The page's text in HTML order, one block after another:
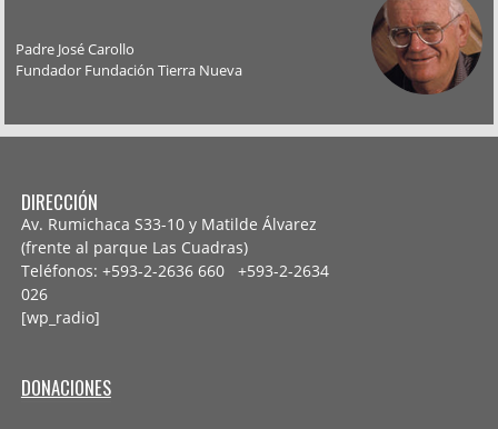
Padre José Carollo
Fundador Fundación Tierra Nueva
DIRECCIÓN
Av. Rumichaca S33-10 y Matilde Álvarez
(frente al parque Las Cuadras)
Teléfonos: +593-2-2636 660 +593-2-2634
026
[wp_radio]
DONACIONES